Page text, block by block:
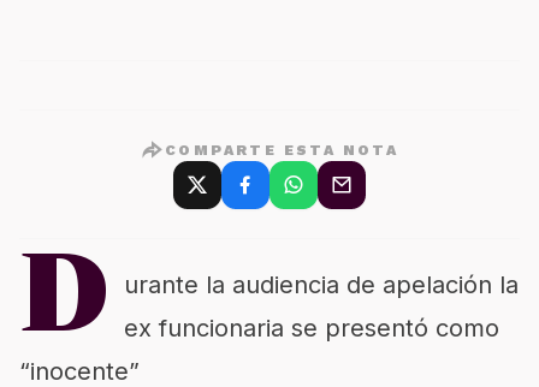
COMPARTE ESTA NOTA
D
urante la audiencia de apelación la
ex funcionaria se presentó como
“inocente”